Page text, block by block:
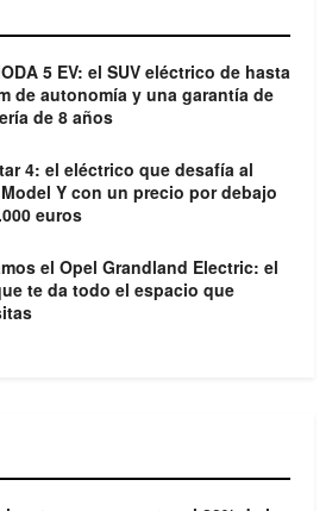
5 EV: el SUV eléctrico de hasta
de autonomía y una garantía de
de 8 años
4: el eléctrico que desafía al
Y con un precio por debajo
euros
el Opel Grandland Electric: el
te da todo el espacio que